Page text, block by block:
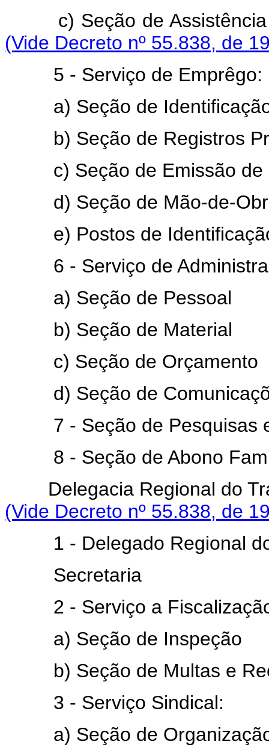
c) Seção de Assistência
(Vide Decreto nº 55.838, de
5 - Serviço de Emprêgo:
a) Seção de Identificação
b) Seção de Registros
c) Seção de Emissão de
d) Seção de Mão-de-Obra
e) Postos de
6 - Serviço de
a) Seção de Pessoal
b) Seção de Material
c) Seção de Orçamento
d) Seção de
7 - Seção de Pesquisas e
8 - Seção de Abono
Delegacia Regional do
(Vide Decreto nº 55.838, de
1 - Delegado Regional do
Secretaria
2 - Serviço a
a) Seção de Inspeção
b) Seção de Multas e
3 - Serviço Sindical:
a) Seção de Organização